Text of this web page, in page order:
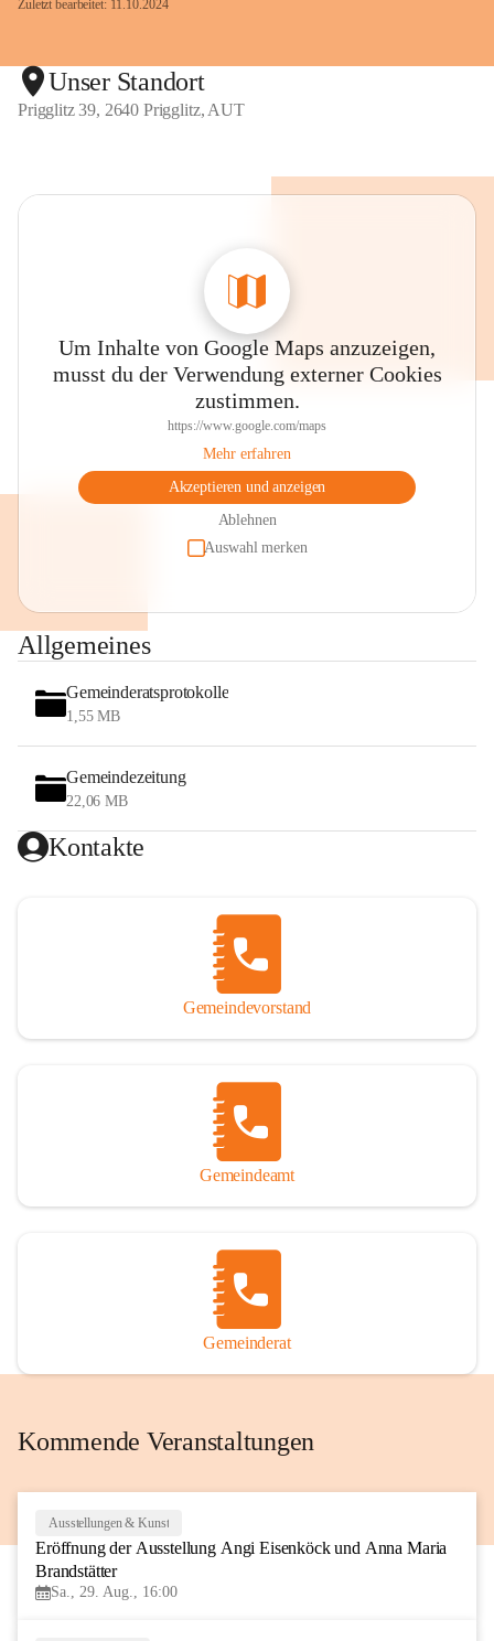
Zuletzt bearbeitet: 11.10.2024
Unser Standort
Prigglitz 39, 2640 Prigglitz, AUT
Um Inhalte von Google Maps anzuzeigen,
musst du der Verwendung externer Cookies
zustimmen.
https://www.google.com/maps
Mehr erfahren
Akzeptieren und anzeigen
Ablehnen
Auswahl merken
Allgemeines
Gemeinderatsprotokolle
1,55 MB
Gemeindezeitung
22,06 MB
Kontakte
Gemeindevorstand
Gemeindeamt
Gemeinderat
Kommende Veranstaltungen
AUG
Ausstellungen & Kunst
Eröffnung der Ausstellung Angi Eisenköck und Anna Maria
Brandstätter
Sa., 29. Aug., 16:00